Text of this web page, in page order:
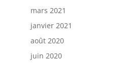
mars 2021
janvier 2021
août 2020
juin 2020